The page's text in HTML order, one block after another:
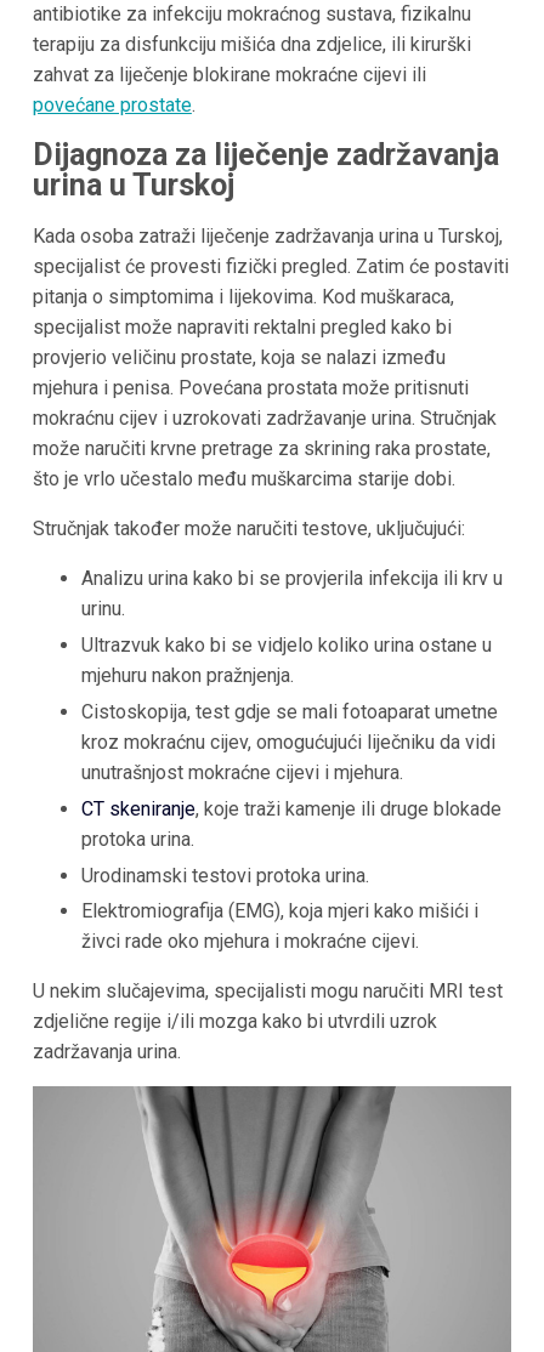
antibiotike za infekciju mokraćnog sustava, fizikalnu
terapiju za disfunkciju mišića dna zdjelice, ili kirurški
zahvat za liječenje blokirane mokraćne cijevi ili
povećane prostate.
Dijagnoza za liječenje zadržavanja
urina u Turskoj
Kada osoba zatraži liječenje zadržavanja urina u Turskoj,
specijalist će provesti fizički pregled. Zatim će postaviti
pitanja o simptomima i lijekovima. Kod muškaraca,
specijalist može napraviti rektalni pregled kako bi
provjerio veličinu prostate, koja se nalazi između
mjehura i penisa. Povećana prostata može pritisnuti
mokraćnu cijev i uzrokovati zadržavanje urina. Stručnjak
može naručiti krvne pretrage za skrining raka prostate,
što je vrlo učestalo među muškarcima starije dobi.
Stručnjak također može naručiti testove, uključujući:
Analizu urina kako bi se provjerila infekcija ili krv u
urinu.
Ultrazvuk kako bi se vidjelo koliko urina ostane u
mjehuru nakon pražnjenja.
Cistoskopija, test gdje se mali fotoaparat umetne
kroz mokraćnu cijev, omogućujući liječniku da vidi
unutrašnjost mokraćne cijevi i mjehura.
CT skeniranje, koje traži kamenje ili druge blokade
protoka urina.
Urodinamski testovi protoka urina.
Elektromiografija (EMG), koja mjeri kako mišići i
živci rade oko mjehura i mokraćne cijevi.
U nekim slučajevima, specijalisti mogu naručiti MRI test
zdjelične regije i/ili mozga kako bi utvrdili uzrok
zadržavanja urina.